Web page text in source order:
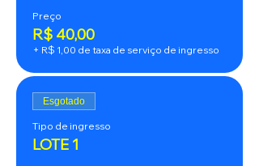
Preço
R$ 40,00
+ R$ 1,00 de taxa de serviço de ingresso
Esgotado
Tipo de ingresso
LOTE 1